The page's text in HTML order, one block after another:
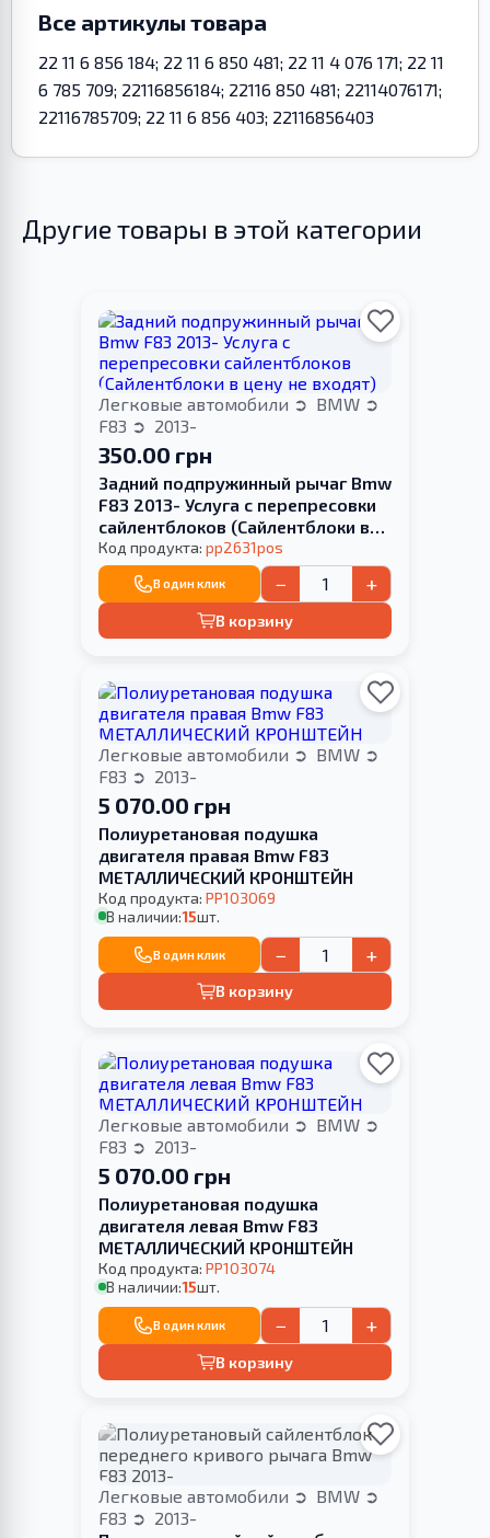
Все артикулы товара
22 11 6 856 184; 22 11 6 850 481; 22 11 4 076 171; 22 11
6 785 709; 22116856184; 22116 850 481; 22114076171;
22116785709; 22 11 6 856 403; 22116856403
Другие товары в этой категории
Легковые автомобили
BMW
F83
2013-
350.00 грн
Задний подпружинный рычаг Bmw
F83 2013- Услуга с перепресовки
сайлентблоков (Сайлентблоки в
цену не входят)
Код продукта: pp2631pos
В один клик − +
В корзину
Легковые автомобили
BMW
F83
2013-
5 070.00 грн
Полиуретановая подушка
двигателя правая Bmw F83
МЕТАЛЛИЧЕСКИЙ КРОНШТЕЙН
Код продукта: PP103069
В наличии:15шт.
В один клик − +
В корзину
Легковые автомобили
BMW
F83
2013-
5 070.00 грн
Полиуретановая подушка
двигателя левая Bmw F83
МЕТАЛЛИЧЕСКИЙ КРОНШТЕЙН
Код продукта: PP103074
В наличии:15шт.
В один клик − +
В корзину
Легковые автомобили
BMW
F83
2013-